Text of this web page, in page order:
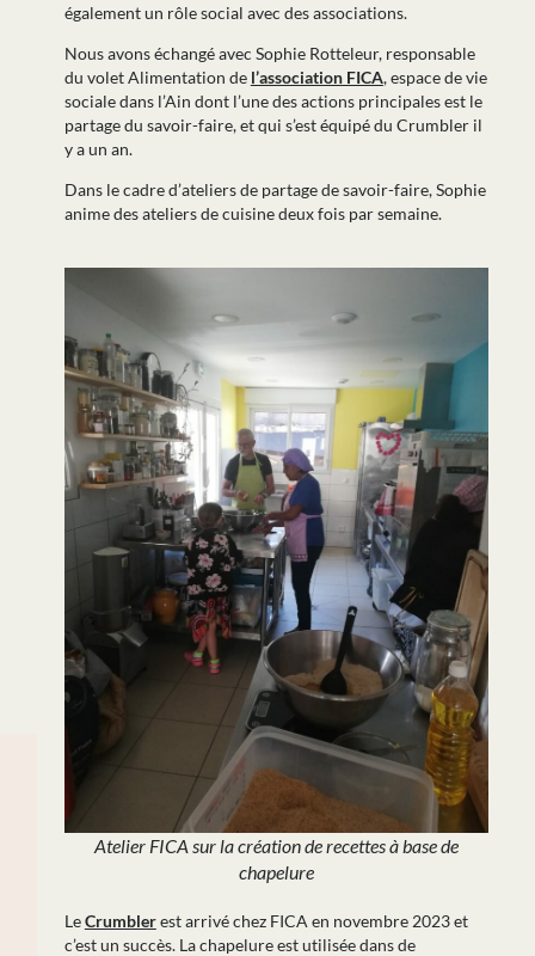
également un rôle social avec des associations.
Nous avons échangé avec Sophie Rotteleur, responsable
du volet Alimentation de l’association FICA, espace de vie
sociale dans l’Ain dont l’une des actions principales est le
partage du savoir-faire, et qui s’est équipé du Crumbler il
y a un an.
Dans le cadre d’ateliers de partage de savoir-faire, Sophie
anime des ateliers de cuisine deux fois par semaine.
Atelier FICA sur la création de recettes à base de
chapelure
LeCrumblerest arrivé chez FICA en novembre 2023 et
c’est un succès. La chapelure est utilisée dans de